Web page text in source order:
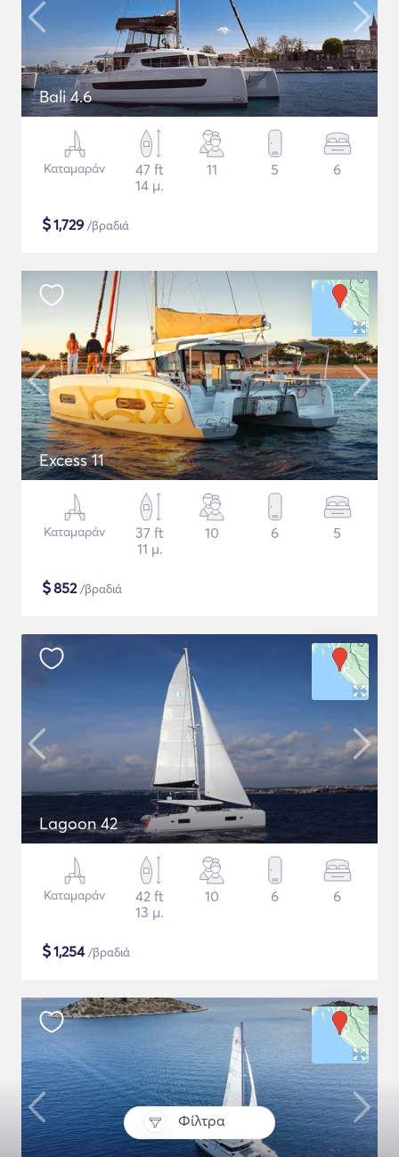
Φίλτρα
Bali 4.6
Καταμαράν
47 ft
14 μ.
11 5 6
$1,729 /βραδιά
Excess 11
Καταμαράν
37 ft
11 μ.
10 6 5
$852/βραδιά
Lagoon 42
Καταμαράν
42 ft
13 μ.
10 6 6
$1,254/βραδιά